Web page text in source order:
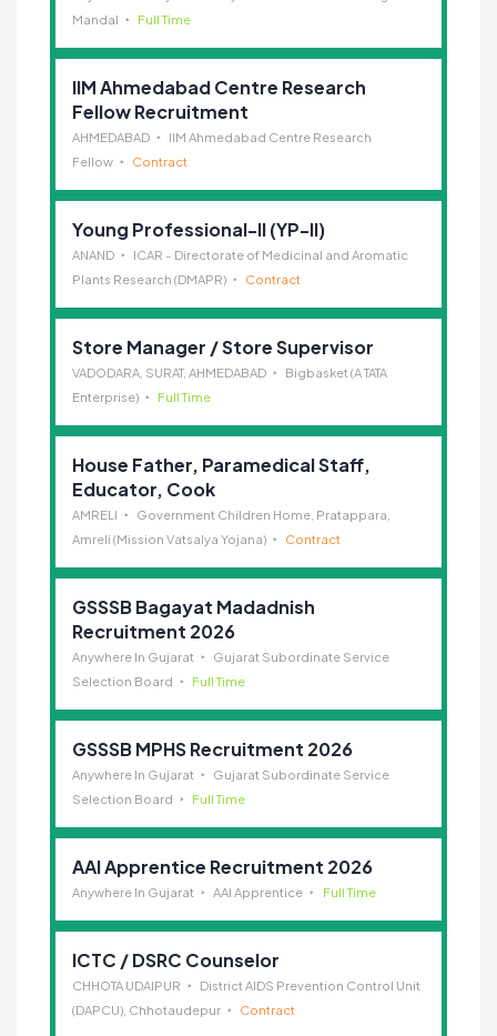
Mandal
Full Time
IIM Ahmedabad Centre Research
Fellow Recruitment
AHMEDABAD
IIM Ahmedabad Centre Research
Fellow
Contract
Young Professional-II (YP-II)
ANAND
ICAR - Directorate of Medicinal and Aromatic
Plants Research (DMAPR)
Contract
Store Manager / Store Supervisor
VADODARA, SURAT, AHMEDABAD
Bigbasket (A TATA
Enterprise)
Full Time
House Father, Paramedical Staff,
Educator, Cook
AMRELI
Government Children Home, Pratappara,
Amreli (Mission Vatsalya Yojana)
Contract
GSSSB Bagayat Madadnish
Recruitment 2026
Anywhere In Gujarat
Gujarat Subordinate Service
Selection Board
Full Time
GSSSB MPHS Recruitment 2026
Anywhere In Gujarat
Gujarat Subordinate Service
Selection Board
Full Time
AAI Apprentice Recruitment 2026
Anywhere In Gujarat AAI Apprentice Full Time
ICTC / DSRC Counselor
CHHOTA UDAIPUR
District AIDS Prevention Control Unit
(DAPCU), Chhotaudepur
Contract